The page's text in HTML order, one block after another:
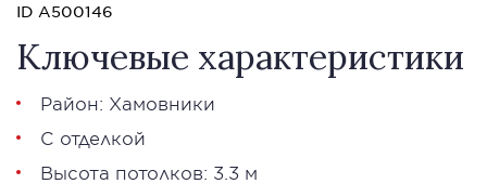
ID A500146
Ключевые характеристики
Район: Хамовники
С отделкой
Высота потолков: 3.3 м